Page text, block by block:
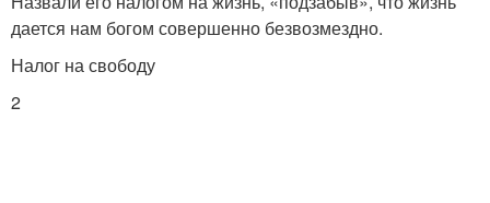
дается нам богом совершенно безвозмездно.
Налог на свободу
2